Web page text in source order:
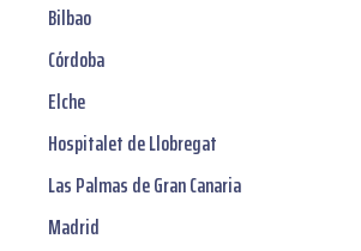
Bilbao
Córdoba
Elche
Hospitalet de Llobregat
Las Palmas de Gran Canaria
Madrid